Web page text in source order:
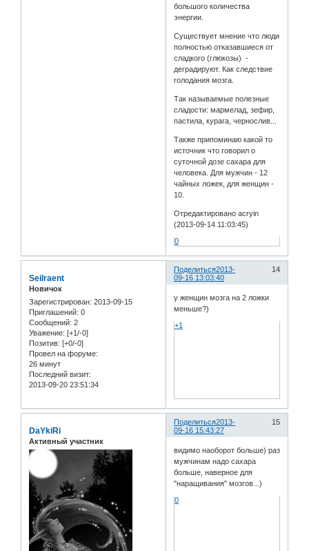
большого количества
энергии.
Существует мнение что люди
полностью отказавшиеся от
сладкого (глюкозы) -
деградируют. Как следствие
голодания мозга.
Так называемые полезные
сладости: мармелад, зефир,
пастила, курага, чернослив...
Также припоминаю какой то
источник что говорил о
суточной дозе сахара для
человека. Для мужчин - 12
чайных ложек, для женщин -
10.
Отредактировано acryin
(2013-09-14 11:03:45)
0
Поделиться 14
2013-
09-16 13:03:40
Seilraent
Новичок
Зарегистрирован: 2013-09-15
Приглашений: 0
Сообщений: 2
Уважение: [+1/-0]
Позитив: [+0/-0]
Провел на форуме:
26 минут
Последний визит:
2013-09-20 23:51:34
у женщин мозга на 2 ложки
меньше?)
+1
Поделиться 15
2013-
09-16 15:43:27
DaYkiRi
Активный участник
видимо наоборот больше) раз
мужчинам надо сахара
больше, наверное для
"наращивания" мозгов...)
0